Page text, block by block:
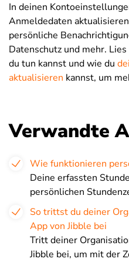
In deinen
Anmeldedaten
persönliche
Datenschutz und mehr.
du tun kannst und wie du
aktualisieren kannst, um
Verwandte
Wie funktionieren
Deine erfassten
persönlichen
So trittst du deiner
App von Jibble bei
Tritt deiner
Jibble bei, um mit der